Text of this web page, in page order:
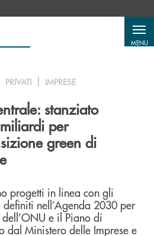
MENU
PRIVATI IMPRESE
stanziato
per
green di
progetti in linea con gli
nell’Agenda 2030 per
e il Piano di
dal Ministero delle Imprese e